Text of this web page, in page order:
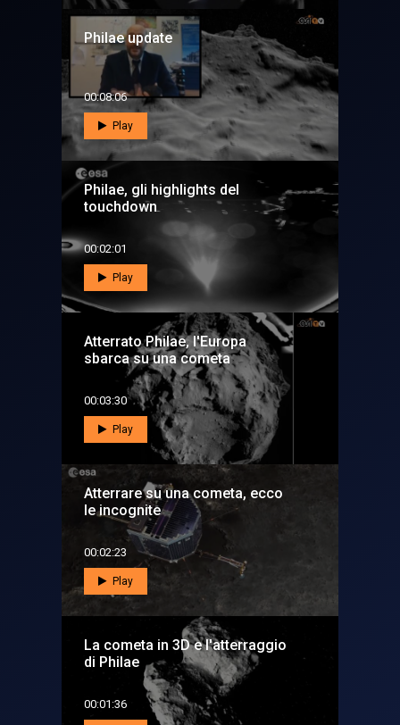
Philae update
00:08:06
Play
Philae, gli highlights del
touchdown
00:02:01
Play
Atterrato Philae, l'Europa
sbarca su una cometa
00:03:30
Play
Atterrare su una cometa, ecco
le incognite
00:02:23
Play
La cometa in 3D e l'atterraggio
di Philae
00:01:36